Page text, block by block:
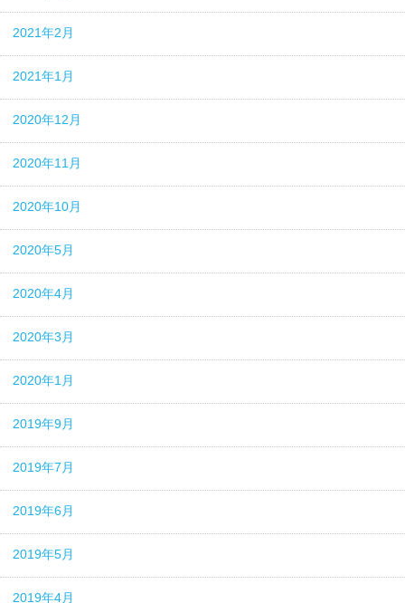
2021年2月
2021年1月
2020年12月
2020年11月
2020年10月
2020年5月
2020年4月
2020年3月
2020年1月
2019年9月
2019年7月
2019年6月
2019年5月
2019年4月